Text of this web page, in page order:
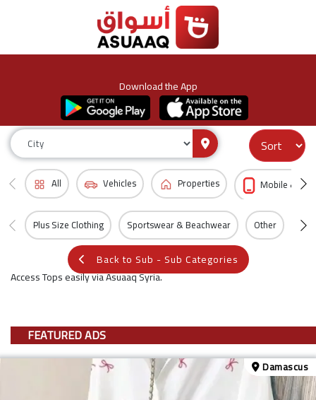
Download the App
All Vehicles Properties Mobile &
Plus Size Clothing Sportswear & Beachwear Other All
Back to Sub - Sub Categories
Access Tops easily via Asuaaq Syria.
FEATURED ADS
Damascus